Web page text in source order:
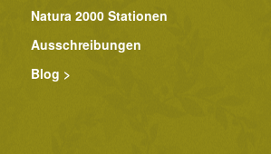
Natura 2000 Stationen
Ausschreibungen
Blog >